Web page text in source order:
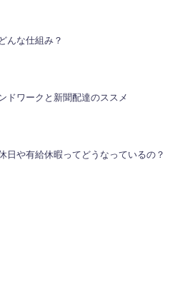
んな仕組み？
ドワークと新聞配達のススメ
日や有給休暇ってどうなっているの？